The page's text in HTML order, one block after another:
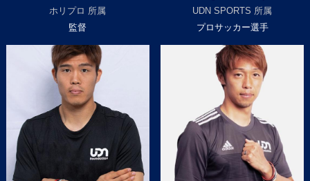
ホリプロ 所属
監督
UDN SPORTS 所属
プロサッカー選手